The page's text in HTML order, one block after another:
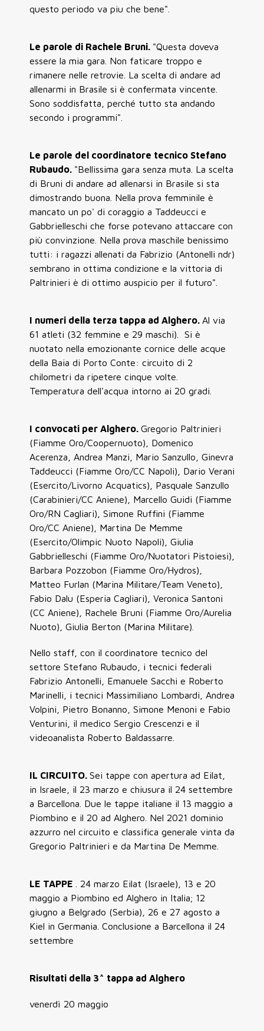
questo periodo va piu che bene".
Le parole di Rachele Bruni. "Questa doveva
essere la mia gara. Non faticare troppo e
rimanere nelle retrovie. La scelta di andare ad
allenarmi in Brasile si è confermata vincente.
Sono soddisfatta, perché tutto sta andando
secondo i programmi".
Le parole del coordinatore tecnico Stefano
Rubaudo. "Bellissima gara senza muta. La scelta
di Bruni di andare ad allenarsi in Brasile si sta
dimostrando buona. Nella prova femminile è
mancato un po' di coraggio a Taddeucci e
Gabbrielleschi che forse potevano attaccare con
più convinzione. Nella prova maschile benissimo
tutti: i ragazzi allenati da Fabrizio (Antonelli ndr)
sembrano in ottima condizione e la vittoria di
Paltrinieri è di ottimo auspicio per il futuro".
I numeri della terza tappa ad Alghero. Al via
61 atleti (32 femmine e 29 maschi). Si è
nuotato nella emozionante cornice delle acque
della Baia di Porto Conte: circuito di 2
chilometri da ripetere cinque volte.
Temperatura dell'acqua intorno ai 20 gradi.
I convocati per Alghero. Gregorio Paltrinieri
(Fiamme Oro/Coopernuoto), Domenico
Acerenza, Andrea Manzi, Mario Sanzullo, Ginevra
Taddeucci (Fiamme Oro/CC Napoli), Dario Verani
(Esercito/Livorno Acquatics), Pasquale Sanzullo
(Carabinieri/CC Aniene), Marcello Guidi (Fiamme
Oro/RN Cagliari), Simone Ruffini (Fiamme
Oro/CC Aniene), Martina De Memme
(Esercito/Olimpic Nuoto Napoli), Giulia
Gabbrielleschi (Fiamme Oro/Nuotatori Pistoiesi),
Barbara Pozzobon (Fiamme Oro/Hydros),
Matteo Furlan (Marina Militare/Team Veneto),
Fabio Dalu (Esperia Cagliari), Veronica Santoni
(CC Aniene), Rachele Bruni (Fiamme Oro/Aurelia
Nuoto), Giulia Berton (Marina Militare).
Nello staff, con il coordinatore tecnico del
settore Stefano Rubaudo, i tecnici federali
Fabrizio Antonelli, Emanuele Sacchi e Roberto
Marinelli, i tecnici Massimiliano Lombardi, Andrea
Volpini, Pietro Bonanno, Simone Menoni e Fabio
Venturini, il medico Sergio Crescenzi e il
videoanalista Roberto Baldassarre.
IL CIRCUITO. Sei tappe con apertura ad Eilat,
in Israele, il 23 marzo e chiusura il 24 settembre
a Barcellona. Due le tappe italiane il 13 maggio a
Piombino e il 20 ad Alghero. Nel 2021 dominio
azzurro nel circuito e classifica generale vinta da
Gregorio Paltrinieri e da Martina De Memme.
LE TAPPE
. 24 marzo Eilat (Israele), 13 e 20
maggio a Piombino ed Alghero in Italia; 12
giugno a Belgrado (Serbia), 26 e 27 agosto a
Kiel in Germania. Conclusione a Barcellona il 24
settembre
Risultati della 3^ tappa ad Alghero
venerdì 20 maggio